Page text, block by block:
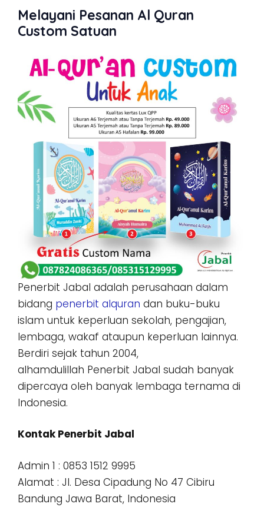
Melayani Pesanan Al Quran
Custom Satuan
Penerbit Jabal adalah perusahaan dalam
bidang penerbit alquran dan buku-buku
islam untuk keperluan sekolah, pengajian,
lembaga, wakaf ataupun keperluan lainnya.
Berdiri sejak tahun 2004,
alhamdulillah Penerbit Jabal sudah banyak
dipercaya oleh banyak lembaga ternama di
Indonesia.
Kontak Penerbit Jabal
Admin 1 : 0853 1512 9995
Alamat : Jl. Desa Cipadung No 47 Cibiru
Bandung Jawa Barat, Indonesia